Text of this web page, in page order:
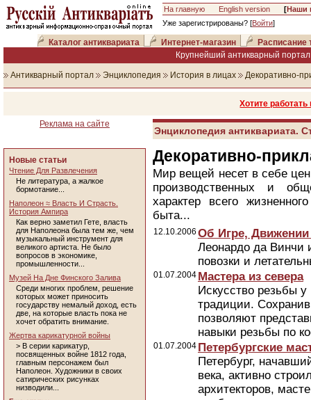
На главную English version [Наши
Уже зарегистрированы? [Войти]
Каталог антиквариата Интернет-магазин
Расписание
Крупнейший антикварный
Антикварный портал Энциклопедия История в лицах Декоративно-
Хотите
Реклама на сайте
Новые статьи
Чтение Для Развлечения
Не литература, а жалкое
бормотание...
Наполеон ≈ Власть И Страсть.
История Ампира
Как верно заметил Гете, власть
для Наполеона была тем же, чем
музыкальный инструмент для
великого артиста. Не было
вопросов в экономике,
промышленности...
Музей На Дне Финского Залива
Среди многих проблем, решение
которых может приносить
государству немалый доход, есть
две, на которые власть пока не
хочет обратить внимание.
Жертва карикатурной войны
> В серии карикатур,
посвященных войне 1812 года,
главным персонажем был
Наполеон. Художники в своих
сатирических рисунках
низводили...
Энциклопедия антиквариата.
Декоративно-
Мир вещей несет в себе
производственных и
характер всего
быта...
12.10.2006 Об Игре, Движении
Леонардо да Винчи
повозки и
01.07.2004 Мастера из севера
Искусство резьбы
традиции.
позволяют
навыки резьбы по
01.07.2004 Петербургские
Петербург,
века, активно
архитекторов,